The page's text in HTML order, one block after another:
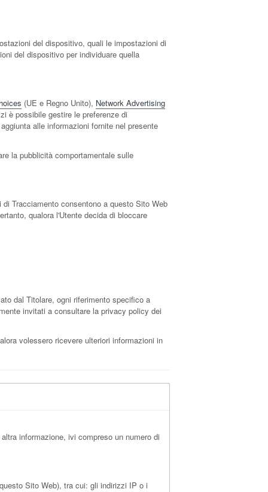
del dispositivo, quali le impostazioni di
del dispositivo per individuare quella
(UE e Regno Unito), Network Advertising
è possibile gestire le preferenze di
alle informazioni fornite nel presente
la pubblicità comportamentale sulle
Tracciamento consentono a questo Sito Web
qualora l'Utente decida di bloccare
dal Titolare, ogni riferimento specifico a
invitati a consultare la privacy policy dei
volessero ricevere ulteriori informazioni in
informazione, ivi compreso un numero di
Sito Web), tra cui: gli indirizzi IP o i